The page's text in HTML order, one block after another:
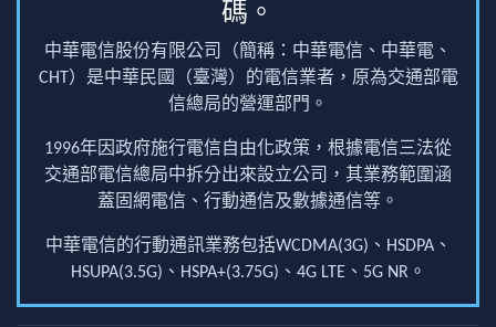
碼。
中華電信股份有限公司（簡稱：中華電信、中華電、
CHT）是中華民國（臺灣）的電信業者，原為交通部電
信總局的營運部門。
1996年因政府施行電信自由化政策，根據電信三法從
交通部電信總局中拆分出來設立公司，其業務範圍涵
蓋固網電信、行動通信及數據通信等。
中華電信的行動通訊業務包括WCDMA(3G)、HSDPA、
HSUPA(3.5G)、HSPA+(3.75G)、4G LTE、5G NR。